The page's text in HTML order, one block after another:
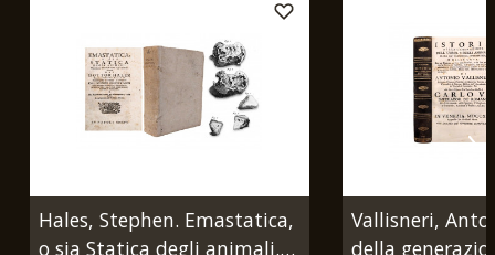
Hales, Stephen. Emastatica,
o sia Statica degli animali.
Vallisneri,
della